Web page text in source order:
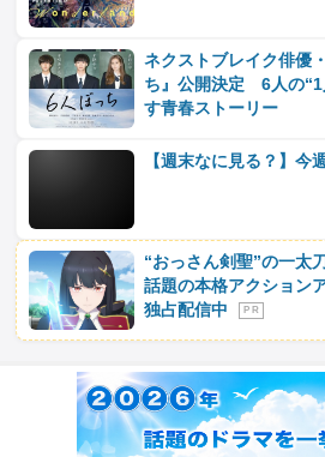
ネクストブレイク俳優
ち』公開決定 6人の“1
す青春ストーリー
【週末なに見る？】今
“おっさん剣聖”の一
話題の本格アクション
独占配信中
P R